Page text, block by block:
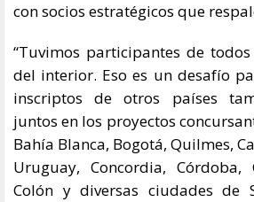
con socios estratégicos que
“Tuvimos participantes de
del interior. Eso es un desafío
inscriptos de otros países
juntos en los proyectos
Bahía Blanca, Bogotá, Quilmes,
Uruguay, Concordia, Córdoba,
Colón y diversas ciudades de